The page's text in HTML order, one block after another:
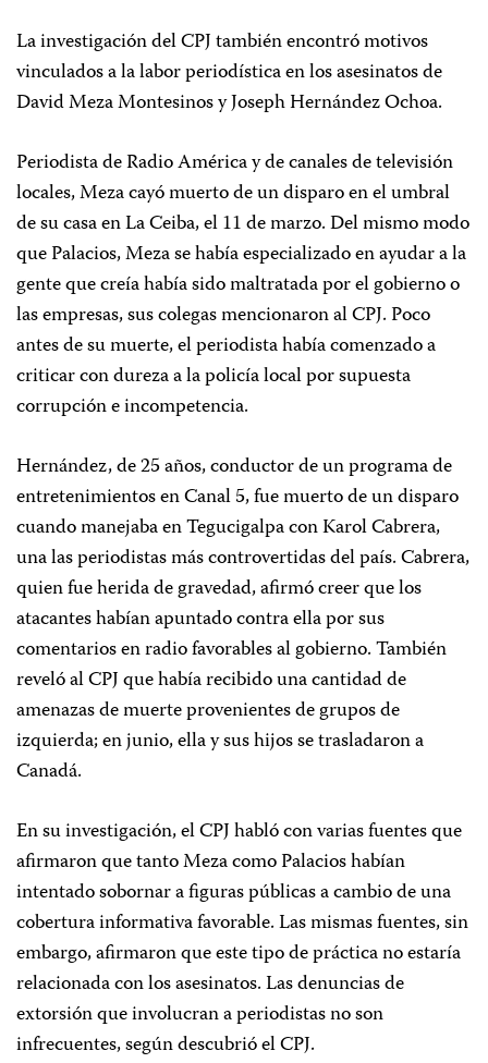
La investigación del CPJ también encontró motivos
vinculados a la labor periodística en los asesinatos de
David Meza Montesinos y Joseph Hernández Ochoa.
Periodista de Radio América y de canales de televisión
locales, Meza cayó muerto de un disparo en el umbral
de su casa en La Ceiba, el 11 de marzo. Del mismo modo
que Palacios, Meza se había especializado en ayudar a la
gente que creía había sido maltratada por el gobierno o
las empresas, sus colegas mencionaron al CPJ. Poco
antes de su muerte, el periodista había comenzado a
criticar con dureza a la policía local por supuesta
corrupción e incompetencia.
Hernández, de 25 años, conductor de un programa de
entretenimientos en Canal 5, fue muerto de un disparo
cuando manejaba en Tegucigalpa con Karol Cabrera,
una las periodistas más controvertidas del país. Cabrera,
quien fue herida de gravedad, afirmó creer que los
atacantes habían apuntado contra ella por sus
comentarios en radio favorables al gobierno. También
reveló al CPJ que había recibido una cantidad de
amenazas de muerte provenientes de grupos de
izquierda; en junio, ella y sus hijos se trasladaron a
Canadá.
En su investigación, el CPJ habló con varias fuentes que
afirmaron que tanto Meza como Palacios habían
intentado sobornar a figuras públicas a cambio de una
cobertura informativa favorable. Las mismas fuentes, sin
embargo, afirmaron que este tipo de práctica no estaría
relacionada con los asesinatos. Las denuncias de
extorsión que involucran a periodistas no son
infrecuentes, según descubrió el CPJ.